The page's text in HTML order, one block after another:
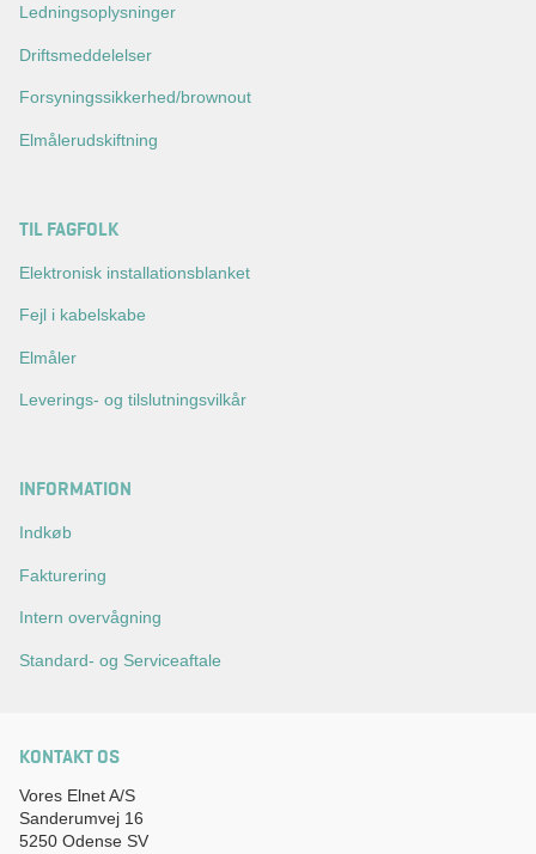
Ledningsoplysninger
Driftsmeddelelser
Forsyningssikkerhed/brownout
Elmålerudskiftning
TIL FAGFOLK
Elektronisk installationsblanket
Fejl i kabelskabe
Elmåler
Leverings- og tilslutningsvilkår
INFORMATION
Indkøb
Fakturering
Intern overvågning
Standard- og Serviceaftale
KONTAKT OS
Vores Elnet A/S
Sanderumvej 16
5250 Odense SV